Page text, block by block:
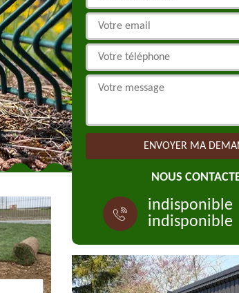
NOUS
indisponible
indisponible